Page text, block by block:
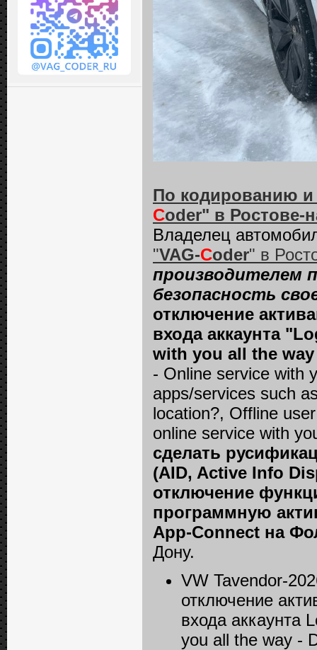
По кодированию и
Coder" в Ростове-
Владелец
"VAG-Coder" в
производителем
безопасность
отключение
входа аккаунта
with you all the
- Online service with
apps/services suсh
location?, Offline
online service with
сделать
(AID, Active Info
отключение
программную
App-Connect на
Дону.
VW Tavendor-
отключение
входа аккаунта
you all the way -